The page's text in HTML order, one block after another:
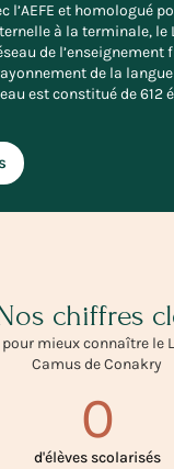
l’AEFE et homologué
à la terminale, le
de l’enseignement
de la
est constitué de 612
chiffres
pour mieux connaître le
Camus de Conakry
d'élèves scolarisés
0